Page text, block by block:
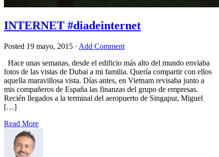
INTERNET #diadeinternet
Posted 19 mayo, 2015 · Add Comment
Hace unas semanas, desde el edificio más alto del mundo enviaba
fotos de las vistas de Dubai a mi familia. Quería compartir con ellos
aquella maravillosa vista. Días antes, en Vietnam revisaba junto a
mis compañeros de España las finanzas del grupo de empresas.
Recién llegados a la terminal del aeropuerto de Singapur, Miguel
[…]
Read More